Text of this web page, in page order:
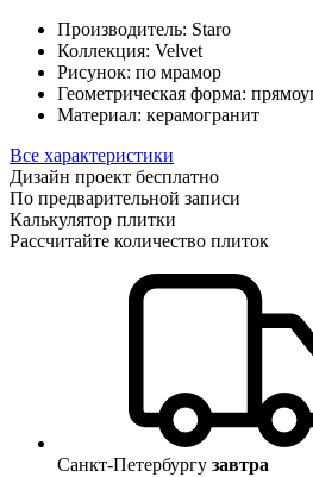
Производитель: Staro
Коллекция: Velvet
Рисунок: по мрамор
Геометрическая форма:
Материал: керамогранит
Все характеристики
Дизайн проект бесплатно
По предварительной записи
Калькулятор плитки
Рассчитайте количество плиток
Санкт-Петербургу завтра